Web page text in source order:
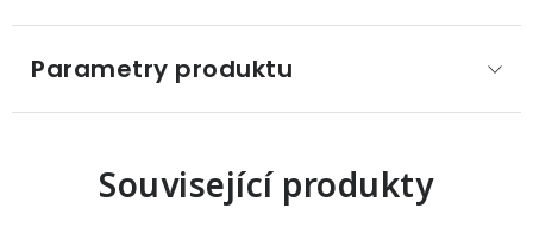
Parametry produktu
Související produkty